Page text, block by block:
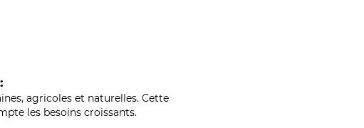
agricoles et naturelles. Cette
les besoins croissants.